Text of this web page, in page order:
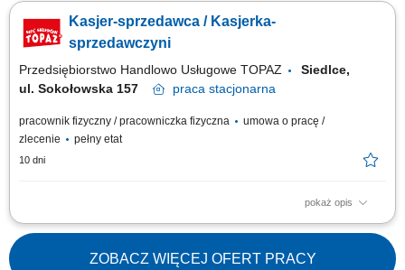
kasjerskie w sklepie budowlanym. Szukamy kogoś, kto nie tylko sprawnie
obsłuży klienta, ale też potrafi działać zespołowo, zachowując pozytywne
Kasjer-sprzedawca / Kasjerka-
sprzedawczyni
Przedsiębiorstwo Handlowo Usługowe TOPAZ
Siedlce,
ul. Sokołowska 157
praca stacjonarna
pracownik fizyczny / pracowniczka fizyczna
umowa o pracę /
zlecenie
pełny etat
10 dni
pokaż opis
Twoje zadania: Praca fizyczna w dziale warzyw i owoców. Obsługa kasy
fiskalnej. Profesjonalna obsługa klientów zgodnie ze standardami firmy.
Prawidłowa ekspozycja produktów. Kontrola terminów przydatności do
ZOBACZ WIĘCEJ OFERT PRACY